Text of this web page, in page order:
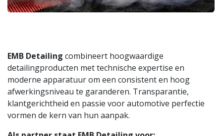
EMB Detailing combineert hoogwaardige
detailingproducten met technische expertise en
moderne apparatuur om een consistent en hoog
afwerkingsniveau te garanderen. Transparantie,
klantgerichtheid en passie voor automotive perfectie
vormen de kern van hun aanpak.